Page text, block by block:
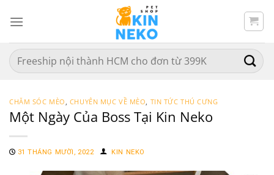
đến
dung
Search
for:
CHĂM SÓC MÈO CHUYÊN MỤC VỀ MÈO TIN TỨC THÚ CƯNG
Một Ngày Của Boss Tại Kin Neko
31 THÁNG MƯỜI, 2022 KIN NEKO